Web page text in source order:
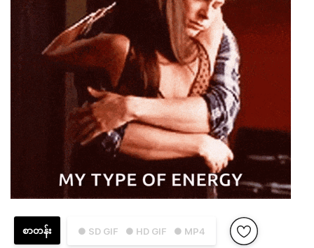
● SD GIF ● HD GIF ● MP4
စာတန်း